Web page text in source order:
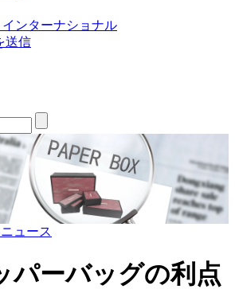
ンターナショナル
送信
ュース
パーバッグの利点